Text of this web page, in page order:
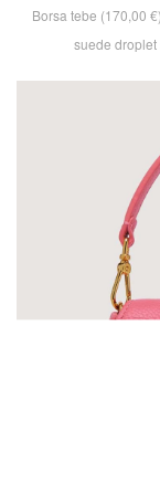
Borsa tebe (170,00
suede